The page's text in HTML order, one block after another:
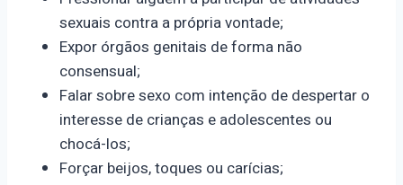
sexuais contra a própria vontade;
Expor órgãos genitais de forma não
consensual;
Falar sobre sexo com intenção de despertar o
interesse de crianças e adolescentes ou
chocá-los;
Forçar beijos, toques ou carícias;